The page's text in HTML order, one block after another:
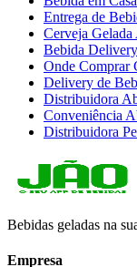
Entrega de
Cerveja Gelada
Bebida
Onde Comprar
Delivery de
Distribuidora
Conveniência
Distribuidora
Bebidas geladas na
Empresa